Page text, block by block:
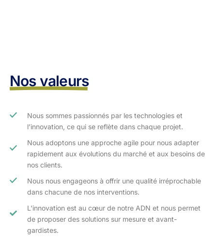
Nos valeurs
Nous sommes passionnés par les technologies et
l’innovation, ce qui se reflète dans chaque projet.
Nous adoptons une approche agile pour nous adapter
rapidement aux évolutions du marché et aux besoins de
nos clients.​
Nous nous engageons à offrir une qualité irréprochable
dans chacune de nos interventions.
L'innovation est au cœur de notre ADN et nous permet
de proposer des solutions sur mesure et avant-
gardistes.